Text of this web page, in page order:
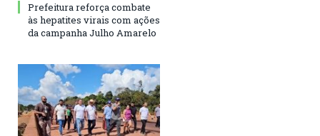
Prefeitura reforça combate
às hepatites virais com ações
da campanha Julho Amarelo